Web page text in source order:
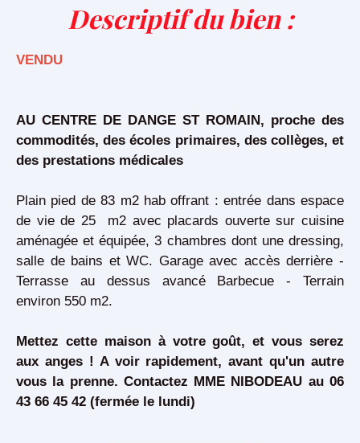
Descriptif du bien:
VENDU
AU CENTRE DE DANGE ST ROMAIN, proche des
commodités, des écoles primaires, des collèges, et
des prestations médicales
Plain pied de 83 m2 hab offrant : entrée dans espace
de vie de 25 m2 avec placards ouverte sur cuisine
aménagée et équipée, 3 chambres dont une dressing,
salle de bains et WC. Garage avec accès derrière -
Terrasse au dessus avancé Barbecue - Terrain
environ 550 m2.
Mettez cette maison à votre goût, et vous serez
aux anges ! A voir rapidement, avant qu'un autre
vous la prenne. Contactez MME NIBODEAU au 06
43 66 45 42 (fermée le lundi)